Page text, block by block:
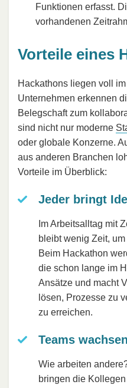
Funktionen erfasst.
vorhandenen
Vorteile eines
Hackathons liegen voll
Unternehmen erkennen
Belegschaft zum
sind nicht nur moderne
oder globale Konzerne.
aus anderen Branchen
Vorteile im Überblick:
Jeder bringt
Im Arbeitsalltag mit
bleibt wenig Zeit,
Beim Hackathon
die schon lange im
Ansätze und macht
lösen, Prozesse zu
zu erreichen.
Teams
Wie arbeiten
bringen die